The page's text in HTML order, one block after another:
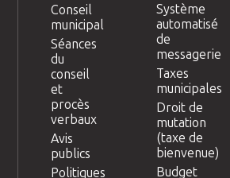
Conseil
municipal
Séances
du
conseil
et
procès
verbaux
Avis
publics
Politiques
Système
automatisé
de
messagerie
Taxes
municipales
Droit de
mutation
(taxe de
bienvenue)
Budget